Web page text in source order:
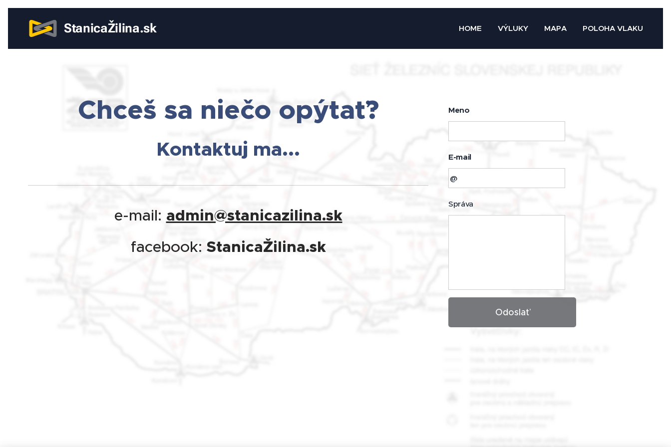
StanicaŽilina.sk HOME VÝLUKY MAPA POLOHA VLAKU
Chceš sa niečo opýtať?
Kontaktuj ma...
e-mail: admin@stanicazilina.sk
facebook: StanicaŽilina.sk
Meno
E-mail
Správa
Odoslať